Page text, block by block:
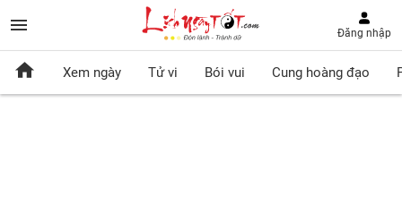
Đăng nhập
Xem ngày Tử vi Bói vui Cung hoàng đạo